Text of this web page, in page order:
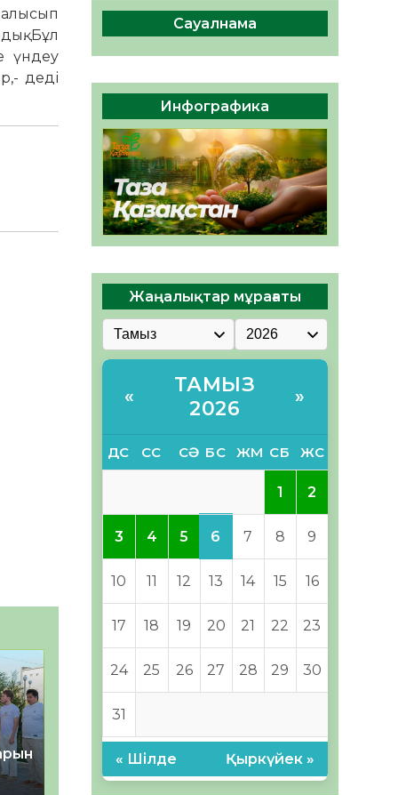
Бұл
үндеу
деді
04.08.2026 50 0
Құрылтай: Қызылордада
1344 комиссия мүшесінің
04.08.2026
41 0
ҚҰРЫЛТАЙ САЙЛАУЫ – ЕЛ
БІРЛІГІ МЕН АЗАМАТТЫҚ
ЖАУАПКЕРШІЛІКТІҢ
КӨРІНІСІ
04.08.2026 53 0
Сауалнама
Инфографика
Жаңалықтар мұрағаты
«
ТАМЫЗ
2026
»
ДС СС СӘ БС ЖМ СБ ЖС
1 2
3 4 5 6 7 8 9
10 11 12 13 14 15 16
17 18 19 20 21 22 23
24 25 26 27 28 29 30
31
« Шілде Қыркүйек »